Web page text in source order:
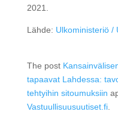
2021.
Lähde: Ulkoministeriö /
The post
tapaavat Lahdessa:
tehtyihin sitoumuksiin
Vastuullisuusuutiset.fi.